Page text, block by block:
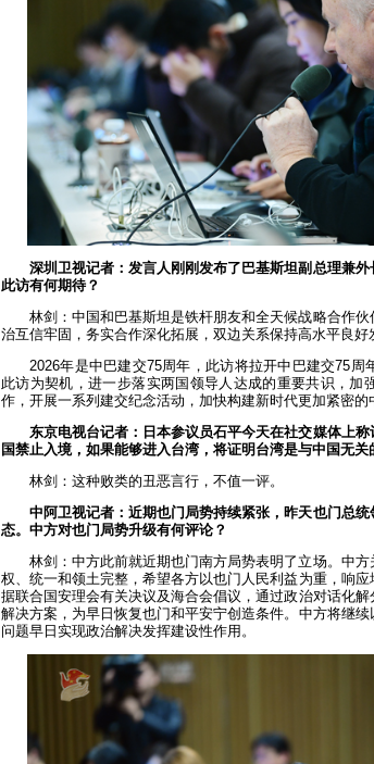
深圳卫视记者：发言人刚刚发布了巴基斯坦副总理兼
此访有何期待？
林剑：中国和巴基斯坦是铁杆朋友和全天候战略合作
治互信牢固，务实合作深化拓展，双边关系保持高水平良好
2026年是中巴建交75周年，此访将拉开中巴建交75周
此访为契机，进一步落实两国领导人达成的重要共识，加
作，开展一系列建交纪念活动，加快构建新时代更加紧密的
东京电视台记者：日本参议员石平今天在社交媒体上
国禁止入境，如果能够进入台湾，将证明台湾是与中国无
林剑：这种败类的丑恶言行，不值一评。
中阿卫视记者：近期也门局势持续紧张，昨天也门总
态。中方对也门局势升级有何评论？
林剑：中方此前就近期也门南方局势表明了立场。中
权、统一和领土完整，希望各方以也门人民利益为重，响
据联合国安理会有关决议及海合会倡议，通过政治对话化
解决方案，为早日恢复也门和平安宁创造条件。中方将继
问题早日实现政治解决发挥建设性作用。